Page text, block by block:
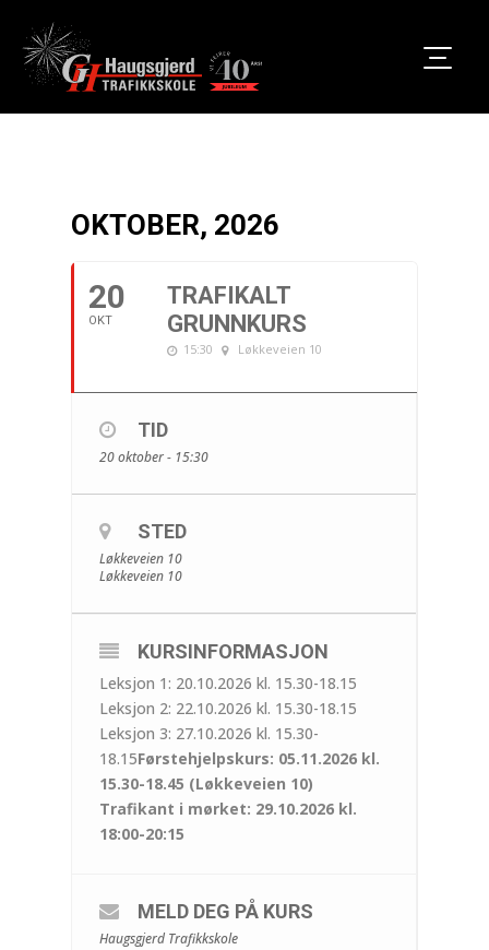
OKTOBER, 2026
20
OKT
TRAFIKALT
GRUNNKURS
15:30 Løkkeveien 10
TID
20 oktober - 15:30
STED
Løkkeveien 10
Løkkeveien 10
KURSINFORMASJON
Leksjon 1: 20.10.2026 kl. 15.30-18.15
Leksjon 2: 22.10.2026 kl. 15.30-18.15
Leksjon 3: 27.10.2026 kl. 15.30-
18.15Førstehjelpskurs: 05.11.2026 kl.
15.30-18.45 (Løkkeveien 10)
Trafikant i mørket: 29.10.2026 kl.
18:00-20:15
MELD DEG PÅ KURS
Haugsgjerd Trafikkskole